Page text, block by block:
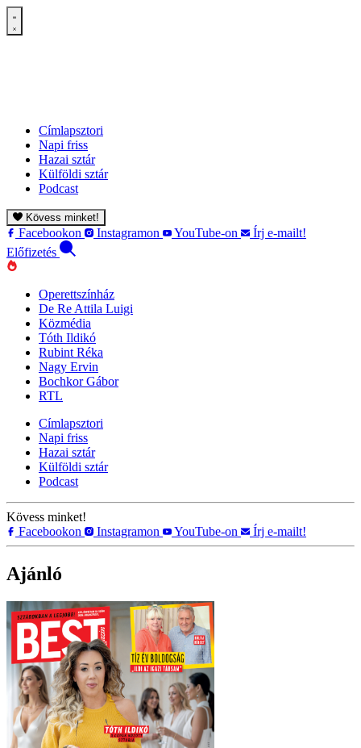
Címlapsztori
Napi friss
Hazai sztár
Külföldi sztár
Podcast
Kövess minket!
Facebookon Instagramon YouTube-on
Írj e-mailt!
Előfizetés
Operettszínház
De Re Attila Luigi
Közmédia
Tóth Ildikó
Rubint Réka
Nagy Ervin
Bochkor Gábor
RTL
Címlapsztori
Napi friss
Hazai sztár
Külföldi sztár
Podcast
Kövess minket!
Facebookon
Instagramon YouTube-on Írj e-mailt!
Ajánló